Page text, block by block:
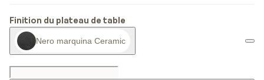
Finition du plateau de table
Nero marquina Ceramic